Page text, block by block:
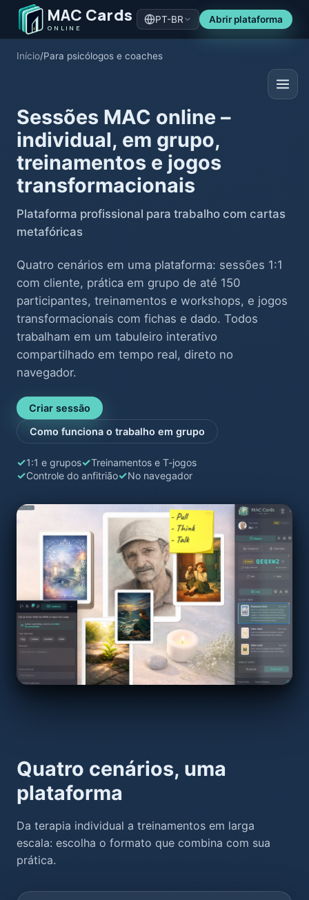
MAC Cards
ONLINE
PT-BR Abrir plataforma
Início/Para psicólogos e coaches
Sessões MAC online –
individual, em grupo,
treinamentos e jogos
transformacionais
Plataforma profissional para trabalho com cartas
metafóricas
Quatro cenários em uma plataforma: sessões 1:1
com cliente, prática em grupo de até 150
participantes, treinamentos e workshops, e jogos
transformacionais com fichas e dado. Todos
trabalham em um tabuleiro interativo
compartilhado em tempo real, direto no
navegador.
Criar sessão
Como funciona o trabalho em grupo
1:1 e grupos
Treinamentos e T-jogos
Controle do anfitrião
No navegador
Quatro cenários, uma
plataforma
Da terapia individual a treinamentos em larga
escala: escolha o formato que combina com sua
prática.